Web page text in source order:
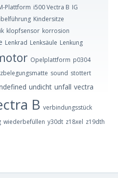
Plattform i500 Vectra B IG
Kindersitze
klopfsensor korrosion
Lenkrad Lenksäule Lenkung
Opelplattform p0304
sound stottert
undicht unfall vectra
B verbindungsstück
wiederbefüllen y30dt z18xel z19dth